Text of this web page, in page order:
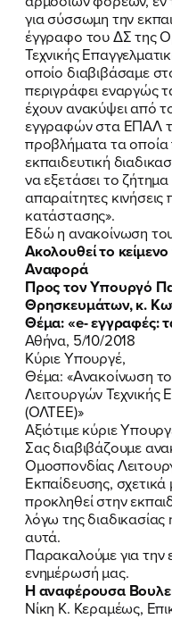
ΠΟΙΑ
ΕΡΓΟ
ΝΕΑ
ΕΛΑ ΚΙ
FB IN TW
για σύσσωμη την
έγγραφο του ΔΣ της
Τεχνικής
οποίο διαβιβάσαμε
περιγράφει εναργώς
έχουν ανακύψει από
εγγραφών στα ΕΠΑΛ
προβλήματα τα
εκπαιδευτική
να εξετάσει το
απαραίτητες
κατάστασης».
Εδώ η ανακοίνωση
Ακολουθεί το
Αναφορά
Προς τον Υπουργό
Θρησκευμάτων, κ.
Θέμα: «e- εγγραφές:
Αθήνα, 5/10/2018
Κύριε Υπουργέ,
Θέμα: «Ανακοίνωση
Λειτουργών Τεχνικής
(ΟΛΤΕΕ)»
Αξιότιμε κύριε
Σας διαβιβάζουμε
Ομοσπονδίας
Εκπαίδευσης,
προκληθεί στην
λόγω της
αυτά.
Παρακαλούμε για την
ενημέρωσή μας.
Η αναφέρουσα
Νίκη Κ. Κεραμέως,